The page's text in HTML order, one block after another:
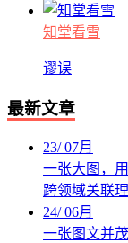
知堂看雪
谬误
最新文章
23/07月
一张大图，
跨领域关联
24/06月
一张图文并